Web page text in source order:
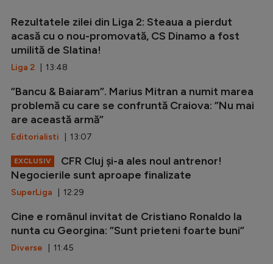
Rezultatele zilei din Liga 2: Steaua a pierdut
acasă cu o nou-promovată, CS Dinamo a fost
umilită de Slatina!
Liga 2 | 13:48
”Bancu & Baiaram”. Marius Mitran a numit marea
problemă cu care se confruntă Craiova: ”Nu mai
are această armă”
Editorialisti | 13:07
EXCLUSIV
CFR Cluj și-a ales noul antrenor!
Negocierile sunt aproape finalizate
SuperLiga | 12:29
Cine e românul invitat de Cristiano Ronaldo la
nunta cu Georgina: ”Sunt prieteni foarte buni”
Diverse | 11:45